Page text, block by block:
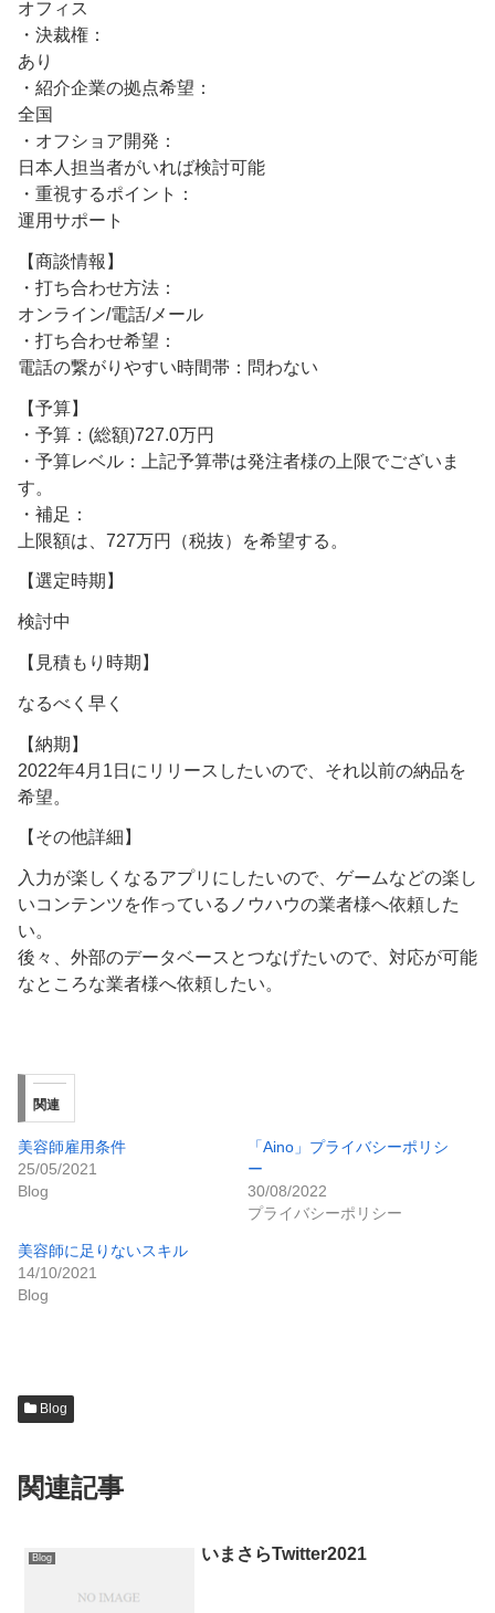
オフィス
・決裁権：
あり
・紹介企業の拠点希望：
全国
・オフショア開発：
日本人担当者がいれば検討可能
・重視するポイント：
運用サポート
【商談情報】
・打ち合わせ方法：
オンライン/電話/メール
・打ち合わせ希望：
電話の繋がりやすい時間帯：問わない
【予算】
・予算：(総額)727.0万円
・予算レベル：上記予算帯は発注者様の上限でございま
す。
・補足：
上限額は、727万円（税抜）を希望する。
【選定時期】
検討中
【見積もり時期】
なるべく早く
【納期】
2022年4月1日にリリースしたいので、それ以前の納品を
希望。
【その他詳細】
入力が楽しくなるアプリにしたいので、ゲームなどの楽し
いコンテンツを作っているノウハウの業者様へ依頼した
い。
後々、外部のデータベースとつなげたいので、対応が可能
なところな業者様へ依頼したい。
関連
美容師雇用条件
25/05/2021
Blog
「Aino」プライバシーポリシ
ー
30/08/2022
プライバシーポリシー
美容師に足りないスキル
14/10/2021
Blog
Blog
関連記事
Blog いまさらTwitter2021